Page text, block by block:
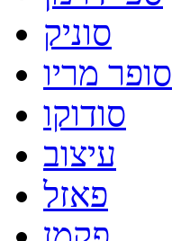
סוניק
סופר מריו
סודוקו
עיצוב
פאזל